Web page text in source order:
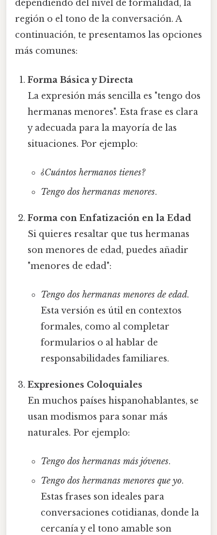
dependiendo del nivel de formalidad, la
región o el tono de la conversación. A
continuación, te presentamos las opciones
más comunes:
Forma Básica y Directa
La expresión más sencilla es "tengo dos
hermanas menores". Esta frase es clara
y adecuada para la mayoría de las
situaciones. Por ejemplo:
¿Cuántos hermanos tienes?
Tengo dos hermanas menores.
Forma con Enfatización en la Edad
Si quieres resaltar que tus hermanas
son menores de edad, puedes añadir
"menores de edad":
Tengo dos hermanas menores de edad.
Esta versión es útil en contextos
formales, como al completar
formularios o al hablar de
responsabilidades familiares.
Expresiones Coloquiales
En muchos países hispanohablantes, se
usan modismos para sonar más
naturales. Por ejemplo:
Tengo dos hermanas más jóvenes.
Tengo dos hermanas menores que yo.
Estas frases son ideales para
conversaciones cotidianas, donde la
cercanía y el tono amable son